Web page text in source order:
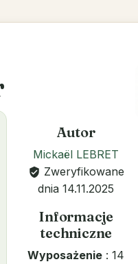
Autor
Mickaël LEBRET
verified_user Zweryfikowane
dnia 14.11.2025
Informacje
techniczne
Wyposażenie : 14